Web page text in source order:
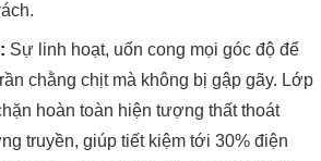
Sự linh hoạt, uốn cong mọi góc độ để
chằng chịt mà không bị gập gãy. Lớp
hoàn toàn hiện tượng thất thoát
truyền, giúp tiết kiệm tới 30% điện